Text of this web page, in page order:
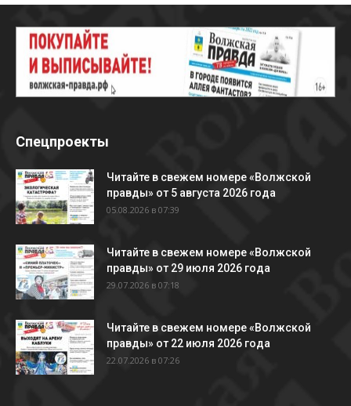
Спецпроекты
Читайте в свежем номере «Волжской
правды» от 5 августа 2026 года
05.08.2026 в 07:39
Читайте в свежем номере «Волжской
правды» от 29 июля 2026 года
29.07.2026 в 07:18
Читайте в свежем номере «Волжской
правды» от 22 июля 2026 года
22.07.2026 в 07:26